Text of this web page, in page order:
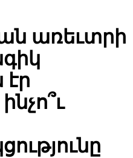
առեւտրի
էր